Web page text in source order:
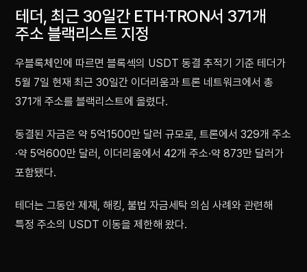
테더, 최근 30일간 ETH·TRON서 371개
주소 블랙리스트 지정
우블록체인에 따르면 블록섹의 USDT 동결 추적기 기준 테더가
5월 7일 현재 최근 30일간 이더리움과 트론 네트워크에서 총
371개 주소를 블랙리스트에 올렸다.
동결된 자금은 약 5억1500만 달러 규모로, 트론에서 329개 주소
·약 5억600만 달러, 이더리움에서 42개 주소·약 873만 달러가
포함됐다.
테더는 그동안 제재, 해킹, 불법 자금세탁 의심 사례와 관련해
특정 주소의 USDT 이동을 제한해 왔다.